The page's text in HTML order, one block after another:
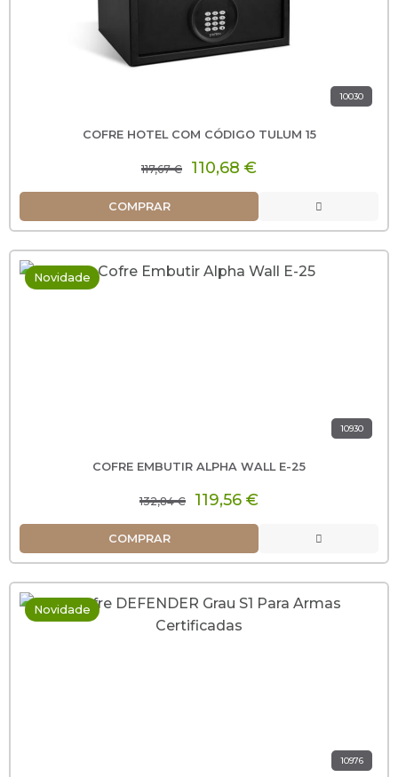
10030
COFRE HOTEL COM CÓDIGO TULUM 15
117,67 € 110,68 €
COMPRAR
Novidade
10930
COFRE EMBUTIR ALPHA WALL E-25
132,84 € 119,56 €
COMPRAR
Novidade
10976